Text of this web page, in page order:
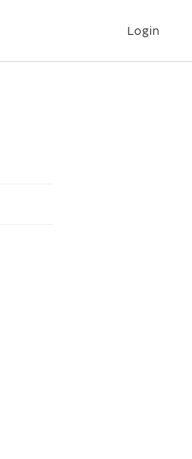
Login